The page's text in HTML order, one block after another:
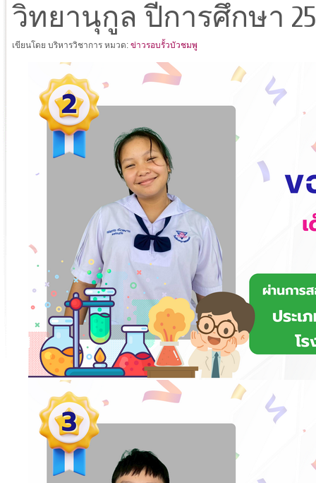
วิทยานุกูล ปีการศึกษา
เขียนโดย บริหารวิชาการ หมวด: ข่าวรอบรั้วบัวชมพู